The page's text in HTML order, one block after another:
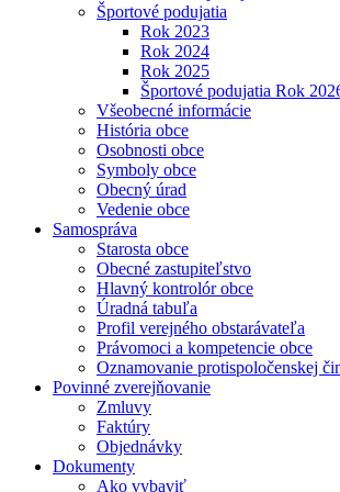
Športové podujatia
Rok 2023
Rok 2024
Rok 2025
Športové podujatia Rok
Všeobecné informácie
História obce
Osobnosti obce
Symboly obce
Obecný úrad
Vedenie obce
Samospráva
Starosta obce
Obecné zastupiteľstvo
Hlavný kontrolór obce
Úradná tabuľa
Profil verejného obstarávateľa
Právomoci a kompetencie obce
Oznamovanie protispoločenskej
Povinné zverejňovanie
Zmluvy
Faktúry
Objednávky
Dokumenty
Ako vybaviť